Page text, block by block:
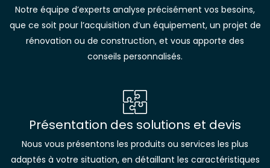
Notre équipe d’experts analyse précisément vos besoins,
que ce soit pour l’acquisition d’un équipement, un projet de
rénovation ou de construction, et vous apporte des
conseils personnalisés.
Présentation des solutions et devis
Nous vous présentons les produits ou services les plus
adaptés à votre situation, en détaillant les caractéristiques